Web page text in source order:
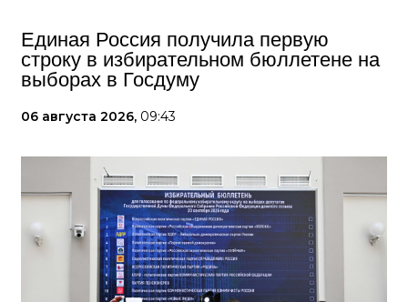
Единая Россия получила первую
строку в избирательном бюллетене на
выборах в Госдуму
06 августа 2026, 09:43